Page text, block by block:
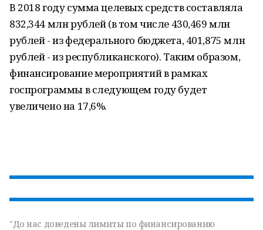
В 2018 году сумма целевых средств составляла
832,344 млн рублей (в том числе 430,469 млн
рублей - из федерального бюджета, 401,875 млн
рублей - из республиканского). Таким образом,
финансирование мероприятий в рамках
госпрограммы в следующем году будет
увеличено на 17,6%.
"До нас доведены лимиты по финансированию